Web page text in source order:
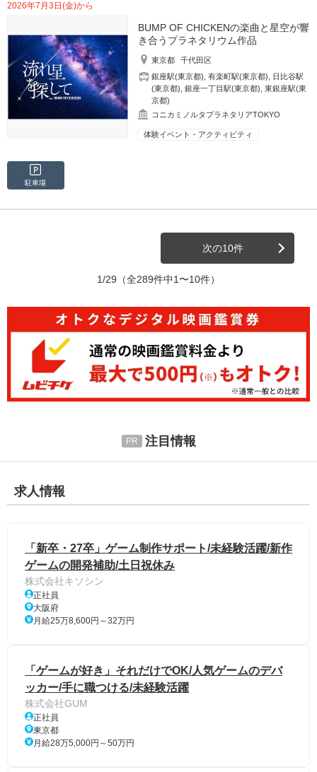
2026年7月3日(金)から
BUMP OF CHICKENの楽曲と星空が響
き合うプラネタリウム作品
東京都
千代田区
銀座駅(東京都) ,有楽町駅(東京都)
日比谷駅
(東京都) ,銀座一丁目駅(東京都) ,東銀座駅(東
京都)
コニカミノルタプラネタリアTOKYO
体験イベント・アクティビティ
駐車場
次の10件
1/29 （全289件中1〜10件）
注目情報
求人情報
「新卒・27卒」ゲーム制作サポート/未経験活躍/新作
ゲームの開発補助/土日祝休み
株式会社キソシン
正社員
大阪府
月給25万8,600円～32万円
「ゲームが好き」それだけでOK/人気ゲームのデバ
ッカー/手に職つける/未経験活躍
株式会社GUM
正社員
東京都
月給28万5,000円～50万円